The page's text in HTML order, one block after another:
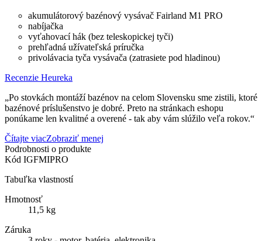
akumulátorový bazénový vysávač Fairland M1 PRO
nabíjačka
vyťahovací hák (bez teleskopickej tyči)
prehľadná užívateľská príručka
privolávacia tyča vysávača (zatrasiete pod hladinou)
Recenzie Heureka
„Po stovkách montáží bazénov na celom Slovensku sme zistili, ktoré
bazénové príslušenstvo je dobré. Preto na stránkach eshopu
ponúkame len kvalitné a overené - tak aby vám slúžilo veľa rokov.“
Čítajte viacZobraziť menej
Podrobnosti o produkte
Kód IGFMIPRO
Tabuľka vlastností
Hmotnosť
11,5 kg
Záruka